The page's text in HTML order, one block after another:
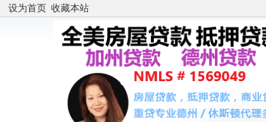
设为首页 收藏本站